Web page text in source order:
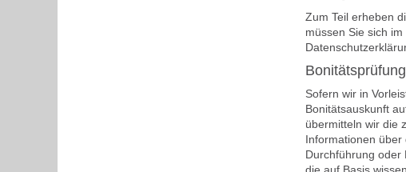
Zum Teil erheben
müssen Sie sich
Bonitätsprüfung
Sofern wir in
Bonitätsauskunft
übermitteln wir die
Informationen über
Durchführung oder